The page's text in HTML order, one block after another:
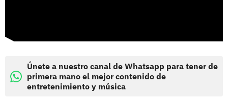
Únete a nuestro canal de Whatsapp para tener de
primera mano el mejor contenido de
entretenimiento y música